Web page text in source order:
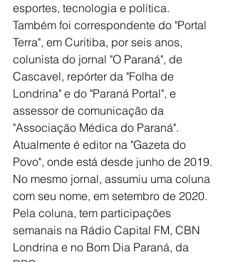
esportes, tecnologia e política.
Também foi correspondente do "Portal
Terra", em Curitiba, por seis anos,
colunista do jornal "O Paraná", de
Cascavel, repórter da "Folha de
Londrina" e do "Paraná Portal", e
assessor de comunicação da
"Associação Médica do Paraná".
Atualmente é editor na "Gazeta do
Povo", onde está desde junho de 2019.
No mesmo jornal, assumiu uma coluna
com seu nome, em setembro de 2020.
Pela coluna, tem participações
semanais na Rádio Capital FM, CBN
Londrina e no Bom Dia Paraná, da